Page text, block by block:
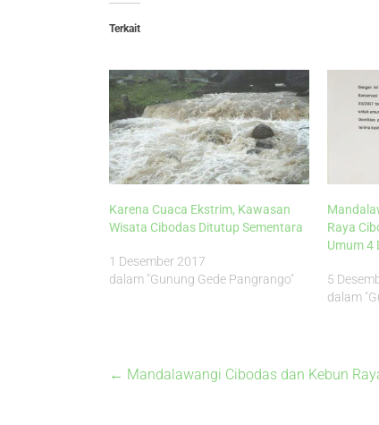
Terkait
Karena Cuaca Ekstrim, Kawasan
Wisata Cibodas Ditutup Sementara
1 Desember 2017
dalam "Gunung Gede Pangrango"
Raya
Umum 4
5
dalam
← Mandalawangi Cibodas dan Kebun